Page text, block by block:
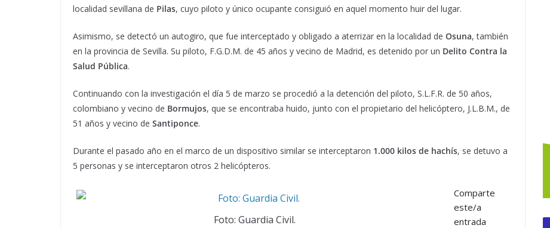
localidad sevillana de Pilas, cuyo piloto y único ocupante consiguió en aquel momento huir del lugar.
Asimismo, se detectó un autogiro, que fue interceptado y obligado a aterrizar en la localidad de Osuna, también
en la provincia de Sevilla. Su piloto, F.G.D.M. de 45 años y vecino de Madrid, es detenido por un Delito Contra la
Salud Pública.
Continuando con la investigación el día 5 de marzo se procedió a la detención del piloto, S.L.F.R. de 50 años,
colombiano y vecino de Bormujos, que se encontraba huido, junto con el propietario del helicóptero, J.L.B.M., de
51 años y vecino de Santiponce.
Durante el pasado año en el marco de un dispositivo similar se interceptaron 1.000 kilos de hachís, se detuvo a
5 personas y se interceptaron otros 2 helicópteros.
Foto: Guardia Civil.
Comparte
este/a
entrada